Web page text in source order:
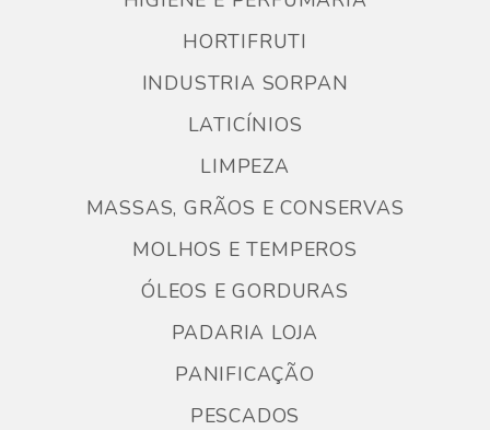
HORTIFRUTI
INDUSTRIA SORPAN
LATICÍNIOS
LIMPEZA
MASSAS, GRÃOS E CONSERVAS
MOLHOS E TEMPEROS
ÓLEOS E GORDURAS
PADARIA LOJA
PANIFICAÇÃO
PESCADOS